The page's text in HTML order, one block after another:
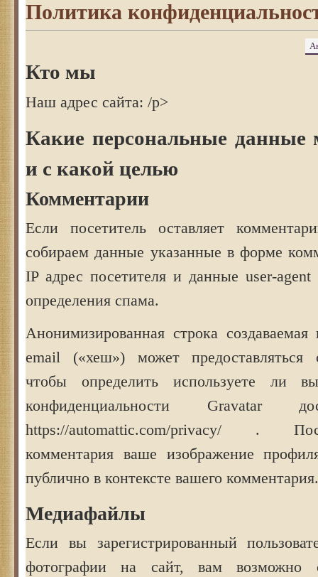
Политика
Кто мы
Наш адрес сайта: /p>
Какие персональные данные
и с какой целью
Комментарии
Если посетитель оставляет
собираем данные указанные в форме
IP адрес посетителя и данные user-
определения спама.
Анонимизированная строка
email («хеш») может предоставляться
чтобы определить используете ли
конфиденциальности Gravatar
https://automattic.com/privacy/ .
комментария ваше изображение
публично в контексте вашего комментария.
Медиафайлы
Если вы зарегистрированный
фотографии на сайт, вам возможно